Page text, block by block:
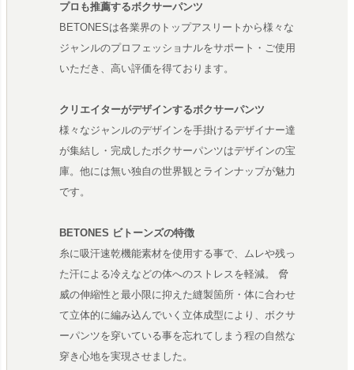
プロも推薦するボクサーパンツ
BETONESは各業界のトップアスリートから様々な
ジャンルのプロフェッショナルをサポート・ご使用
いただき、高い評価を得ております。
クリエイターがデザインするボクサーパンツ
様々なジャンルのデザインを手掛けるデザイナー達
が集結し・完成したボクサーパンツはデザインの宝
庫。他には無い独自の世界観とラインナップが魅力
です。
BETONES ビトーンズの特徴
糸に吸汗速乾機能素材を使用する事で、ムレや残っ
た汗による冷えなどの体へのストレスを軽減。 脅
威の伸縮性と最小限に抑えた縫製箇所・体に合わせ
て立体的に編み込んでいく立体成型により、ボクサ
ーパンツを穿いている事を忘れてしまう程の自然な
穿き心地を実現させました。